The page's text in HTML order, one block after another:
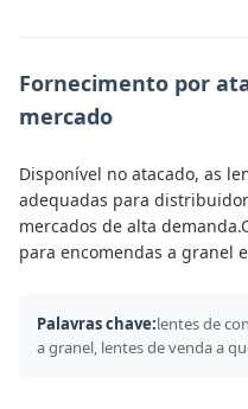
Fornecimento por
mercado
Disponível no atacado, as
adequadas para
mercados de alta
para encomendas a granel
Palavras chave:lentes de
a granel, lentes de venda a